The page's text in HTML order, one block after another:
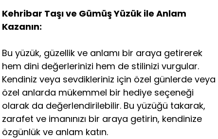
Kehribar Taşı ve Gümüş Yüzük ile Anlam
Kazanın:
Bu yüzük, güzellik ve anlamı bir araya getirerek
hem dini değerlerinizi hem de stilinizi vurgular.
Kendiniz veya sevdikleriniz için özel günlerde veya
özel anlarda mükemmel bir hediye seçeneği
olarak da değerlendirilebilir. Bu yüzüğü takarak,
zarafet ve imanınızı bir araya getirin, kendinize
özgünlük ve anlam katın.